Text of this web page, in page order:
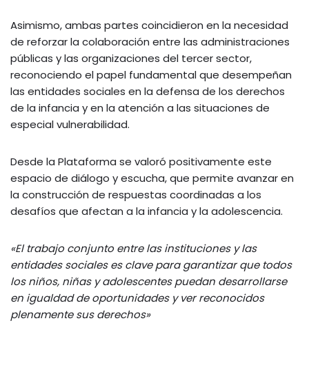
Asimismo, ambas partes coincidieron en la necesidad
de reforzar la colaboración entre las administraciones
públicas y las organizaciones del tercer sector,
reconociendo el papel fundamental que desempeñan
las entidades sociales en la defensa de los derechos
de la infancia y en la atención a las situaciones de
especial vulnerabilidad.
Desde la Plataforma se valoró positivamente este
espacio de diálogo y escucha, que permite avanzar en
la construcción de respuestas coordinadas a los
desafíos que afectan a la infancia y la adolescencia.
«El trabajo conjunto entre las instituciones y las
entidades sociales es clave para garantizar que todos
los niños, niñas y adolescentes puedan desarrollarse
en igualdad de oportunidades y ver reconocidos
plenamente sus derechos»